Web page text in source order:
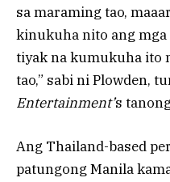
sa maraming tao,
kinukuha nito ang mga
tiyak na kumukuha ito
tao,” sabi ni Plowden,
Entertainment’s
Ang Thailand-based
patungong Manila